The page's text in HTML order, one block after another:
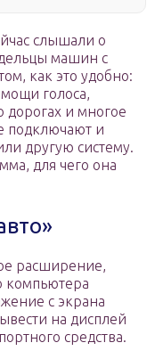
слышали о
машин с
как это удобно:
голоса,
и многое
подключают и
другую систему.
для чего она
расширение,
компьютера
с экрана
на дисплей
средства.